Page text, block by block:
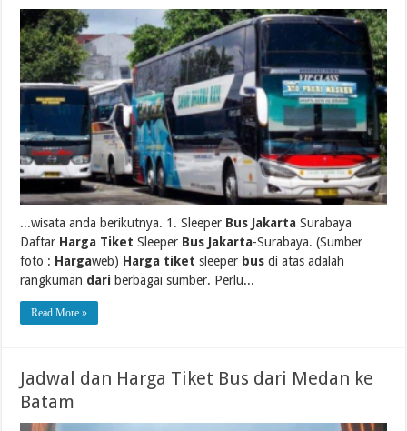
...wisata anda berikutnya. 1. Sleeper Bus Jakarta Surabaya
Daftar Harga Tiket Sleeper Bus Jakarta-Surabaya. (Sumber
foto : Hargaweb) Harga tiket sleeper bus di atas adalah
rangkuman dari berbagai sumber. Perlu...
Read More »
Jadwal dan Harga Tiket Bus dari Medan ke
Batam